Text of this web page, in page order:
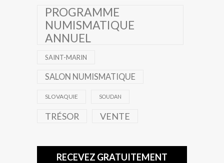
PROGRAMME
NUMISMATIQUE
ANNUEL
SAINT-MARIN
SALON NUMISMATIQUE
SLOVAQUIE SOUDAN
TRÉSOR VENTE
RECEVEZ GRATUITEMENT